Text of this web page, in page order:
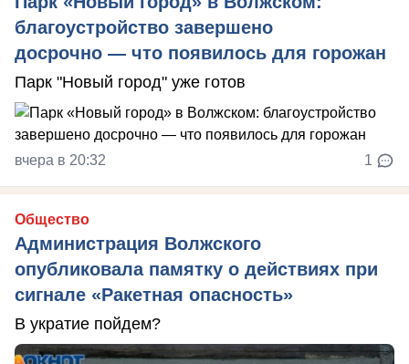
благоустройство завершено
досрочно — что появилось для горожан
Парк "Новый город" уже готов
вчера в 20:32 1
Общество
Администрация Волжского
опубликовала памятку о действиях при
сигнале «Ракетная опасность»
В укратие пойдем?